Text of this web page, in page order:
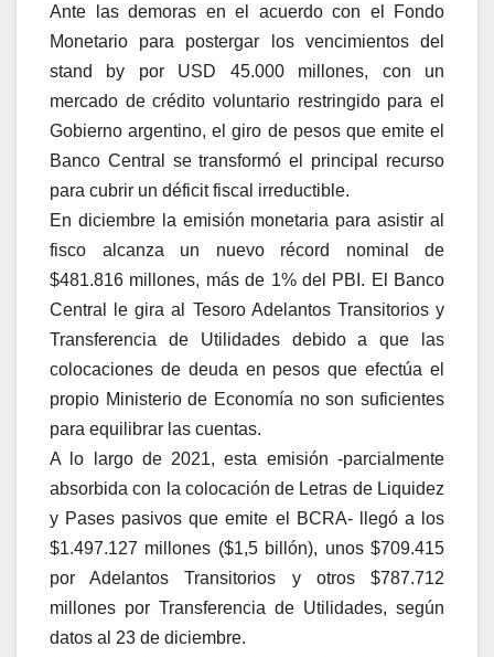
Ante las demoras en el acuerdo con el Fondo
Monetario para postergar los vencimientos del
stand by por USD 45.000 millones, con un
mercado de crédito voluntario restringido para el
Gobierno argentino, el giro de pesos que emite el
Banco Central se transformó el principal recurso
para cubrir un déficit fiscal irreductible.
En diciembre la emisión monetaria para asistir al
fisco alcanza un nuevo récord nominal de
$481.816 millones, más de 1% del PBI. El Banco
Central le gira al Tesoro Adelantos Transitorios y
Transferencia de Utilidades debido a que las
colocaciones de deuda en pesos que efectúa el
propio Ministerio de Economía no son suficientes
para equilibrar las cuentas.
A lo largo de 2021, esta emisión -parcialmente
absorbida con la colocación de Letras de Liquidez
y Pases pasivos que emite el BCRA- llegó a los
$1.497.127 millones ($1,5 billón), unos $709.415
por Adelantos Transitorios y otros $787.712
millones por Transferencia de Utilidades, según
datos al 23 de diciembre.